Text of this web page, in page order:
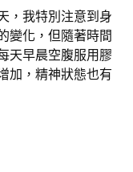
，我特別注意到身
變化，但隨著時間
天早晨空腹服用膠
加，精神狀態也有